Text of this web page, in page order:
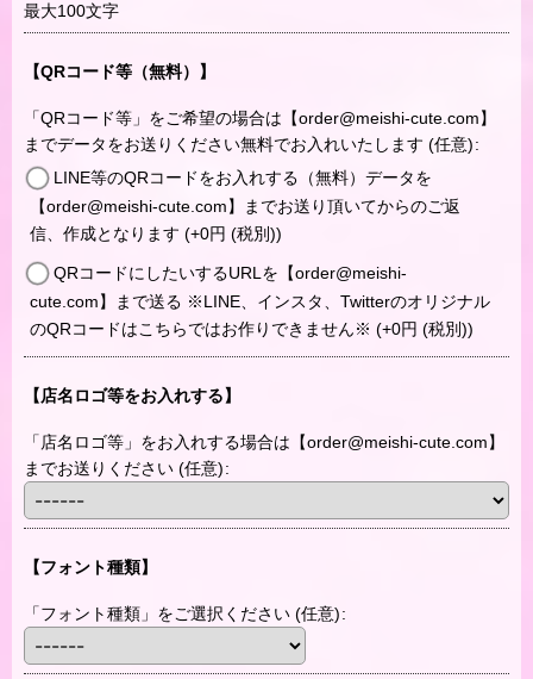
最大100文字
【QRコード等（無料）】
「QRコード等」をご希望の場合は【order@meishi-cute.com】
までデータをお送りください無料でお入れいたします (任意):
LINE等のQRコードをお入れする（無料）データを
【order@meishi-cute.com】までお送り頂いてからのご返
信、作成となります (+0円 (税別))
QRコードにしたいするURLを【order@meishi-
cute.com】まで送る ※LINE、インスタ、Twitterのオリジナル
のQRコードはこちらではお作りできません※ (+0円 (税別))
【店名ロゴ等をお入れする】
「店名ロゴ等」をお入れする場合は【order@meishi-cute.com】
までお送りください (任意):
【フォント種類】
「フォント種類」をご選択ください (任意):